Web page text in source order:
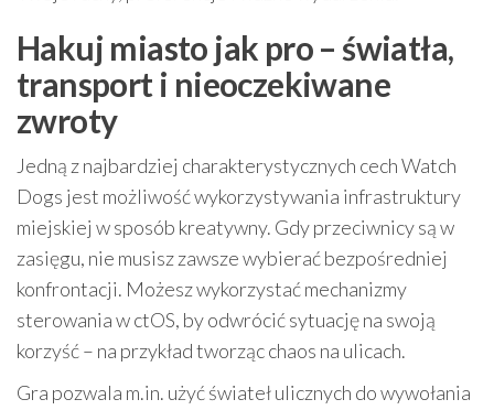
Hakuj miasto jak pro – światła,
transport i nieoczekiwane
zwroty
Jedną z najbardziej charakterystycznych cech Watch
Dogs jest możliwość wykorzystywania infrastruktury
miejskiej w sposób kreatywny. Gdy przeciwnicy są w
zasięgu, nie musisz zawsze wybierać bezpośredniej
konfrontacji. Możesz wykorzystać mechanizmy
sterowania w ctOS, by odwrócić sytuację na swoją
korzyść – na przykład tworząc chaos na ulicach.
Gra pozwala m.in. użyć świateł ulicznych do wywołania